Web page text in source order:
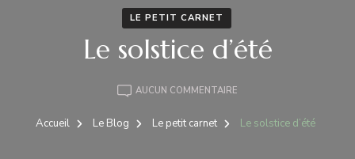
LE PETIT CARNET
Le solstice d’été
AUCUN COMMENTAIRE
D’ÉTÉ
Accueil Le Blog Le petit carnet Le solstice d’été